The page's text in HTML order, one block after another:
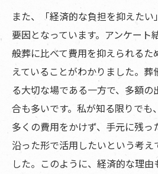
また、「経済的な負担を抑えた
要因となっています。アンケート
般葬に比べて費用を抑えられるた
えていることがわかりました。
る大切な場である一方で、多額
合も多いです。私が知る限りでも
多くの費用をかけず、手元に残っ
沿った形で活用したいという考え
した。このように、経済的な理